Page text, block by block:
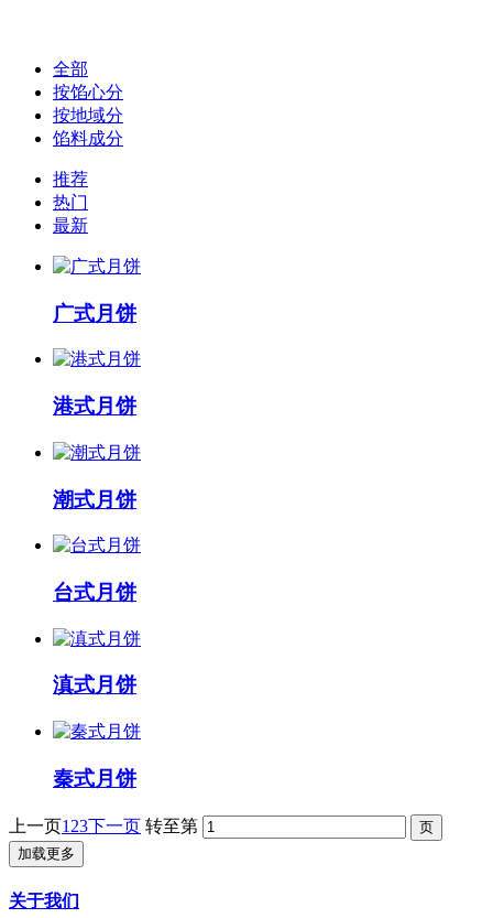
全部
按馅心分
按地域分
馅料成分
推荐
热门
最新
广式月饼
港式月饼
潮式月饼
台式月饼
滇式月饼
秦式月饼
上一页1 23下一页 转至第
加载更多
关于我们